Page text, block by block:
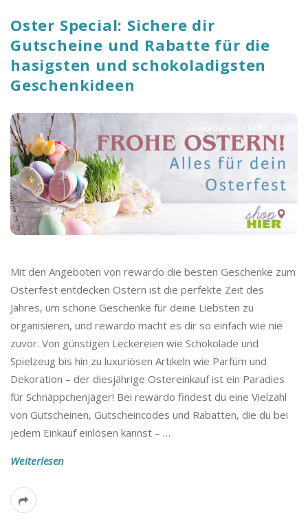
r
d
o
C
a
s
h
b
a
c
k
B
l
o
g
Oster Special: Sichere dir
Gutscheine und Rabatte für die
hasigsten und schokoladigsten
Geschenkideen
Mit den Angeboten von rewardo die besten Geschenke zum
Osterfest entdecken Ostern ist die perfekte Zeit des
Jahres, um schöne Geschenke für deine Liebsten zu
organisieren, und rewardo macht es dir so einfach wie nie
zuvor. Von günstigen Leckereien wie Schokolade und
Spielzeug bis hin zu luxuriösen Artikeln wie Parfüm und
Dekoration – der diesjährige Ostereinkauf ist ein Paradies
für Schnäppchenjäger! Bei rewardo findest du eine Vielzahl
von Gutscheinen, Gutscheincodes und Rabatten, die du bei
jedem Einkauf einlösen kannst – …
Weiterlesen